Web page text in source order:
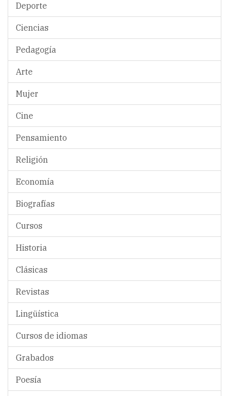
Deporte
Ciencias
Pedagogía
Arte
Mujer
Cine
Pensamiento
Religión
Economía
Biografías
Cursos
Historia
Clásicas
Revistas
Lingüística
Cursos de idiomas
Grabados
Poesía